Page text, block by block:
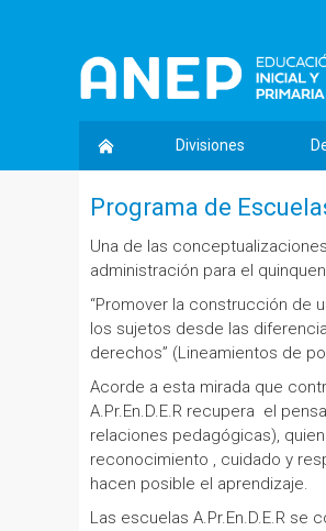
Divisiones
Programa de
Una de las
administración para el
“Promover la construcción de
los sujetos desde las
derechos” (Lineamientos de
Acorde a esta mirada que
A.Pr.En.D.E.R recupera el
relaciones pedagógicas),
reconocimiento , cuidado y
hacen posible el aprendizaje.
Las escuelas A.Pr.En.D.E.R